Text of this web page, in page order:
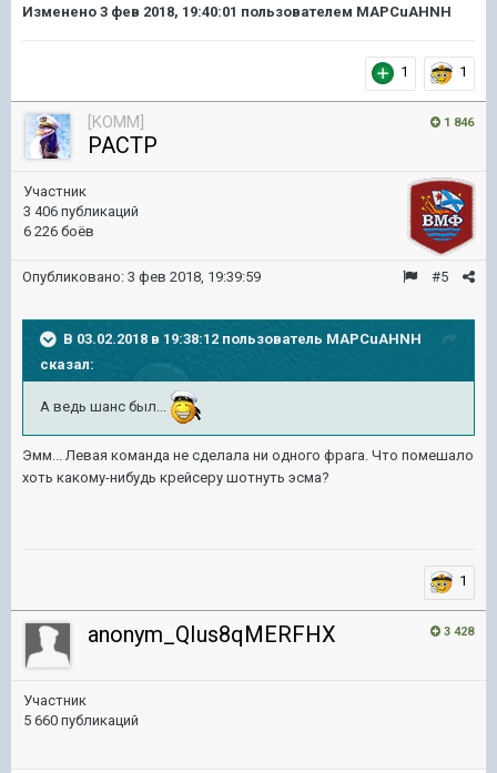
Изменено 3 фев 2018, 19:40:01 пользователем MAPCuAHNH
1 1
1 846
[KOMM]
PACTP
Участник
3 406 публикаций
6 226 боёв
#5
Опубликовано: 3 фев 2018, 19:39:59
В 03.02.2018 в 19:38:12 пользователь MAPCuAHNH
сказал:
А ведь шанс был...
Эмм... Левая команда не сделала ни одного фрага. Что помешало
хоть какому-нибудь крейсеру шотнуть эсма?
1
3 428
anonym_QIus8qMERFHX
Участник
5 660 публикаций